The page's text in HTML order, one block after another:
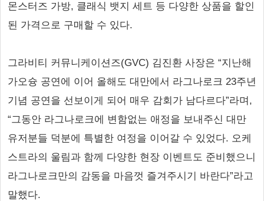
몬스터즈 가방, 클래식 뱃지 세트 등 다양한 상품을 할인
된 가격으로 구매할 수 있다.
그라비티 커뮤니케이션즈(GVC) 김진환 사장은 “지난해
가오슝 공연에 이어 올해도 대만에서 라그나로크 23주년
기념 공연을 선보이게 되어 매우 감회가 남다르다”라며,
“그동안 라그나로크에 변함없는 애정을 보내주신 대만
유저분들 덕분에 특별한 여정을 이어갈 수 있었다. 오케
스트라의 울림과 함께 다양한 현장 이벤트도 준비했으니
라그나로크만의 감동을 마음껏 즐겨주시기 바란다”라고
말했다.